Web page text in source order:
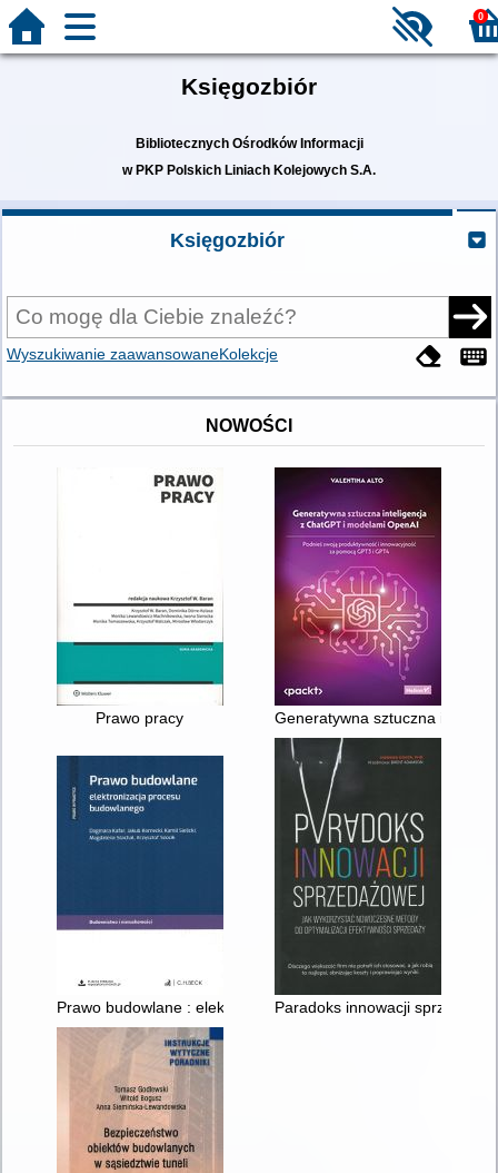
0
Księgozbiór
Bibliotecznych Ośrodków Informacji
w PKP Polskich Liniach Kolejowych S.A.
Księgozbiór
Wyszukiwanie zaawansowaneKolekcje
NOWOŚCI
Prawo pracy Generatywna sztuczna
Prawo budowlane : elektronizacja procesu budowlanego
Paradoks innowacji